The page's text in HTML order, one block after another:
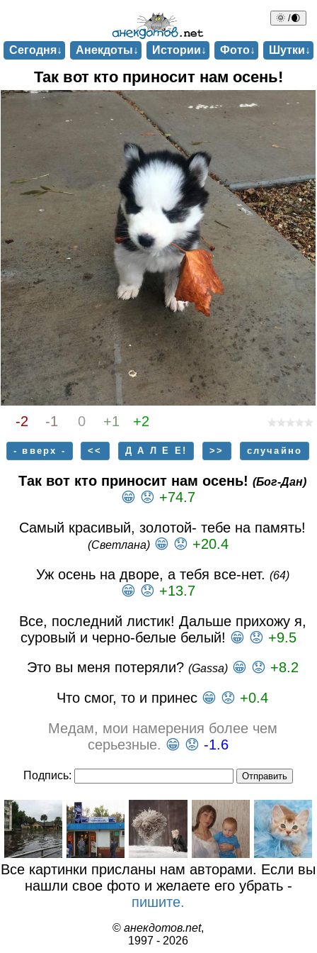
🌞 /🌒
Сегодня↓ Анекдоты↓ Истории↓ Фото↓ Шутки↓
Так вот кто приносит нам осень!
-2 -1 0 +1 +2
- вверх - << Д А Л Е Е! >> случайно
Так вот кто приносит нам осень! (Бог-Дан)
😁 😟 +74.7
Самый красивый, золотой- тебе на память!
(Светлана) 😁 😟 +20.4
Уж осень на дворе, а тебя все-нет. (64)
😁 😟 +13.7
Все, последний листик! Дальше прихожу я,
суровый и черно-белые белый! 😁 😟 +9.5
Это вы меня потеряли? (Gassa) 😁 😟 +8.2
Что смог, то и принес 😁 😟 +0.4
Медам, мои намерения более чем
серьезные. 😁 😟 -1.6
Подпись:
Все картинки присланы нам авторами. Если вы
нашли свое фото и желаете его убрать -
пишите.
© анекдотов.net,
1997 - 2026